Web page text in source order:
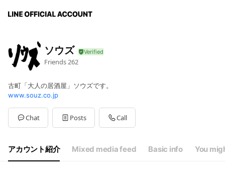
ソウズ
Friends 262
古町「大人の居酒屋」ソウズです。
www.souz.co.jp
Chat Posts Call
アカウント紹介 Mixed media feed Basic info You